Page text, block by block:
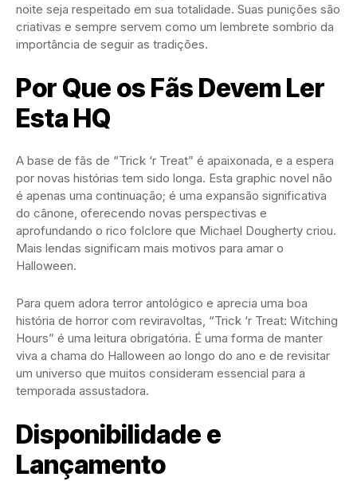
noite seja respeitado em sua totalidade. Suas punições são
criativas e sempre servem como um lembrete sombrio da
importância de seguir as tradições.
Por Que os Fãs Devem Ler
Esta HQ
A base de fãs de “Trick ‘r Treat” é apaixonada, e a espera
por novas histórias tem sido longa. Esta graphic novel não
é apenas uma continuação; é uma expansão significativa
do cânone, oferecendo novas perspectivas e
aprofundando o rico folclore que Michael Dougherty criou.
Mais lendas significam mais motivos para amar o
Halloween.
Para quem adora terror antológico e aprecia uma boa
história de horror com reviravoltas, “Trick ‘r Treat: Witching
Hours” é uma leitura obrigatória. É uma forma de manter
viva a chama do Halloween ao longo do ano e de revisitar
um universo que muitos consideram essencial para a
temporada assustadora.
Disponibilidade e
Lançamento